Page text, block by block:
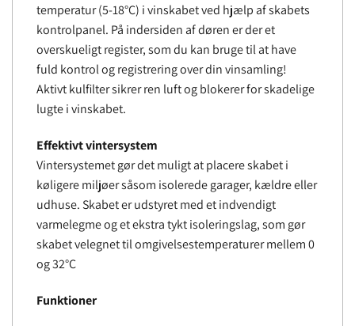
temperatur (5-18°C) i vinskabet ved hjælp af skabets
kontrolpanel. På indersiden af ​​døren er der et
overskueligt register, som du kan bruge til at have
fuld kontrol og registrering over din vinsamling!
Aktivt kulfilter sikrer ren luft og blokerer for skadelige
lugte i vinskabet.
Effektivt vintersystem
Vintersystemet gør det muligt at placere skabet i
køligere miljøer såsom isolerede garager, kældre eller
udhuse. Skabet er udstyret med et indvendigt
varmelegme og et ekstra tykt isoleringslag, som gør
skabet velegnet til omgivelsestemperaturer mellem 0
og 32°C
Funktioner